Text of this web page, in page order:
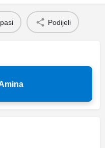
Podijeli